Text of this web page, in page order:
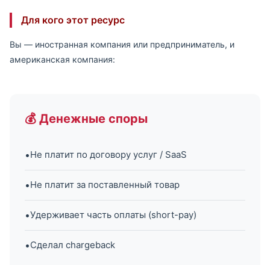
Для кого этот ресурс
Вы — иностранная компания или предприниматель, и
американская компания:
💰 Денежные споры
•Не платит по договору услуг / SaaS
•Не платит за поставленный товар
•Удерживает часть оплаты (short-pay)
•Сделал chargeback